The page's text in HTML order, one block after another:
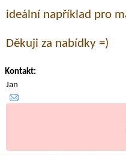
ideální například pro
Děkuji za nabídky =)
Kontakt:
Jan